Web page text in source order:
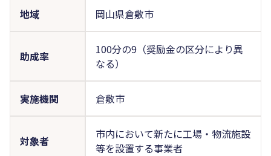
地域 岡山県倉敷市
助成率
100分の9（奨励金の区分により異
なる）
実施機関 倉敷市
対象者
市内において新たに工場・物流施設
等を設置する事業者